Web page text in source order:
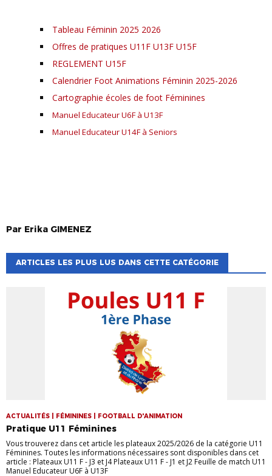
Tableau Féminin 2025 2026
Offres de pratiques U11F U13F U15F
REGLEMENT U15F
Calendrier Foot Animations Féminin 2025-2026
Cartographie écoles de foot Féminines
Manuel Educateur U6F à U13F
Manuel Educateur U14F à Seniors
Par Erika GIMENEZ
ARTICLES LES PLUS LUS DANS CETTE CATÉGORIE
ACTUALITÉS | FÉMININES | FOOTBALL D'ANIMATION
Pratique U11 Féminines
Vous trouverez dans cet article les plateaux 2025/2026 de la catégorie U11
Féminines. Toutes les informations nécessaires sont disponibles dans cet
article : Plateaux U11 F - J3 et J4 Plateaux U11 F - J1 et J2 Feuille de match U11
Manuel Educateur U6F à U13F